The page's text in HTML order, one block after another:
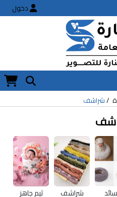
دخول
شراشف
شراشف ثيم جاهز